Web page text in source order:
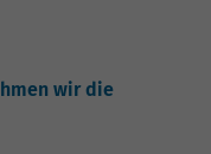
wir die